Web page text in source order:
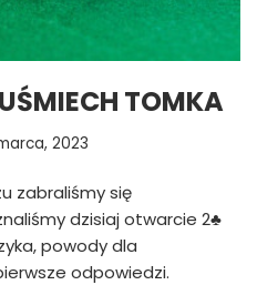
TOMKA
2023
zabraliśmy się
dzisiaj otwarcie 2♣
powody dla
odpowiedzi.